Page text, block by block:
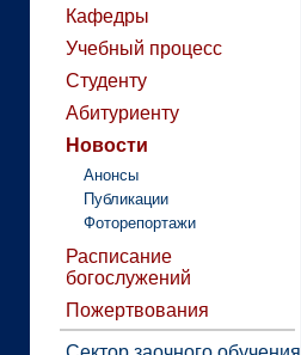
Кафедры
Учебный процесс
Студенту
Абитуриенту
Новости
Анонсы
Публикации
Фоторепортажи
Расписание
богослужений
Пожертвования